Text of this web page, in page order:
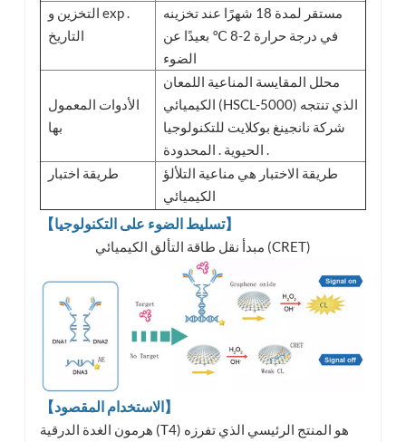
التخزين و exp .
التاريخ
مستقر لمدة 18 شهرًا عند تخزينه
في درجة حرارة 2-8 ℃ بعيدًا عن
الضوء
الأدوات المعمول
بها
محلل المقايسة المناعية اللمعان
الكيميائي (HSCL-5000) الذي تنتجه
شركة نانجينغ بوكلايت للتكنولوجيا
الحيوية . المحدودة .
طريقة اختبار
طريقة الاختبار هي مناعية التلألؤ
الكيميائي
【تسليط الضوء على التكنولوجيا】
مبدأ نقل طاقة التألق الكيميائي (CRET)
【الاستخدام المقصود】
هرمون الغدة الدرقية (T4) هو المنتج الرئيسي الذي تفرزه